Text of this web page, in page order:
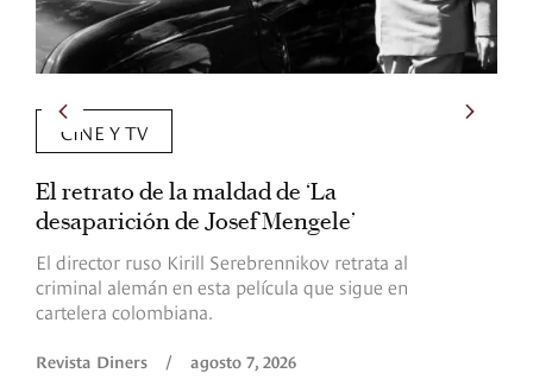
CINE Y TV
El retrato de la maldad de ‘La
desaparición de Josef Mengele’
El director ruso Kirill Serebrennikov retrata al
criminal alemán en esta película que sigue en
cartelera colombiana.
Revista Diners / agosto 7, 2026